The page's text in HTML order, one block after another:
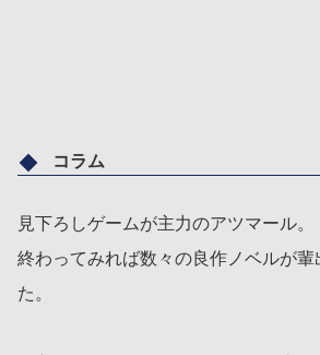
コラム
見下ろしゲームが主力のアツマール。
終わってみれば数々の良作ノベルが輩
た。